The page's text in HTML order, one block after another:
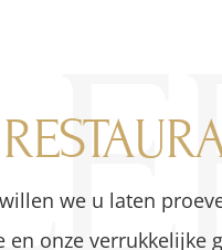
we u laten
onze